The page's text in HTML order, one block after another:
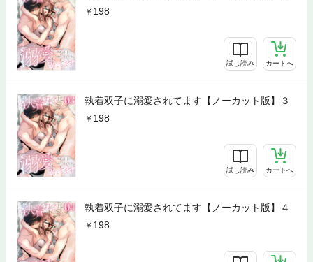
198
試し読み カートへ
執着双子に溺愛されてます【ノーカット版】３
198
試し読み カートへ
執着双子に溺愛されてます【ノーカット版】４
198